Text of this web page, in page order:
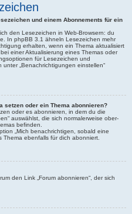
und einem Abonnements für ein
den Lesezeichen in Web-Browsern: du
In phpBB 3.1 ähneln Lesezeichen mehr
erhalten, wenn ein Thema aktualisiert
einer Aktualisierung eines Themas oder
für Lesezeichen und
„Benachrichtigungen einstellen“
setzen oder ein Thema abonnieren?
oder es abonnieren, in dem du die
auswählst, die sich normalerweise ober-
befinden.
„Mich benachrichtigen, sobald eine
Thema ebenfalls für dich abonniert.
den Link „Forum abonnieren“, der sich